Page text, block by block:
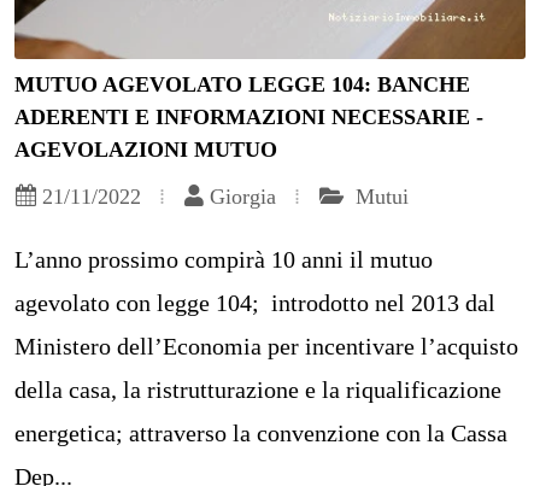
MUTUO AGEVOLATO LEGGE 104: BANCHE
ADERENTI E INFORMAZIONI NECESSARIE -
AGEVOLAZIONI MUTUO
21/11/2022
Giorgia Mutui
L’anno prossimo compirà 10 anni il mutuo
agevolato con legge 104; introdotto nel 2013 dal
Ministero dell’Economia per incentivare l’acquisto
della casa, la ristrutturazione e la riqualificazione
energetica; attraverso la convenzione con la Cassa
Dep...